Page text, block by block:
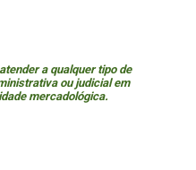
a qualquer tipo de
ou judicial em
mercadológica.